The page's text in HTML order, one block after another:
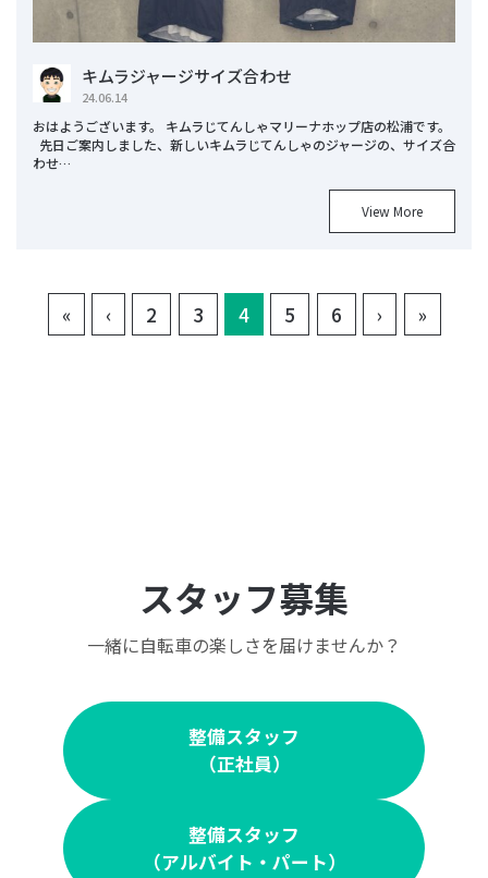
キムラジャージサイズ合わせ
24.06.14
おはようございます。 キムラじてんしゃマリーナホップ店の松浦です。
先日ご案内しました、新しいキムラじてんしゃのジャージの、サイズ合
わせ…
View More
« ‹ 2 3 4(current)
5 6 › »
スタッフ募集
一緒に自転車の楽しさを届けませんか？
整備スタッフ
（正社員）
整備スタッフ
（アルバイト・パート）